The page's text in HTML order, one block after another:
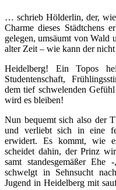
… schrieb Hölderlin, der,
Charme dieses Städtchens
gelegen, umsäumt von Wald
alter Zeit – wie kann der
Heidelberg! Ein Topos
Studentenschaft,
dem tief schwelenden
wird es bleiben!
Nun bequemt sich also der
und verliebt sich in eine
erwidert. Es kommt, wie
scheidet dahin, der Prinz
samt standesgemäßer
schwelgt in Sehnsucht
Jugend in Heidelberg mit